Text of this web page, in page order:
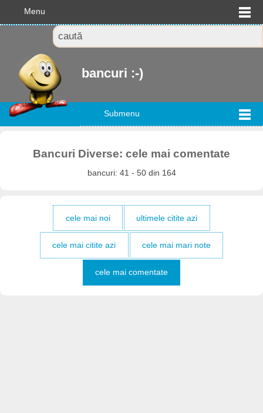
Menu
bancuri :-)
Submenu
Bancuri Diverse: cele mai comentate
bancuri: 41 - 50 din 164
cele mai noi ultimele citite azi
cele mai citite azi cele mai mari note
cele mai comentate